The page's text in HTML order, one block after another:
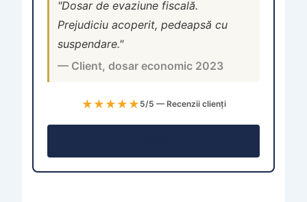
"Dosar de evaziune fiscală.
Prejudiciu acoperit, pedeapsă cu
suspendare."
— Client, dosar economic 2023
★★★★★ 5/5 — Recenzii clienți